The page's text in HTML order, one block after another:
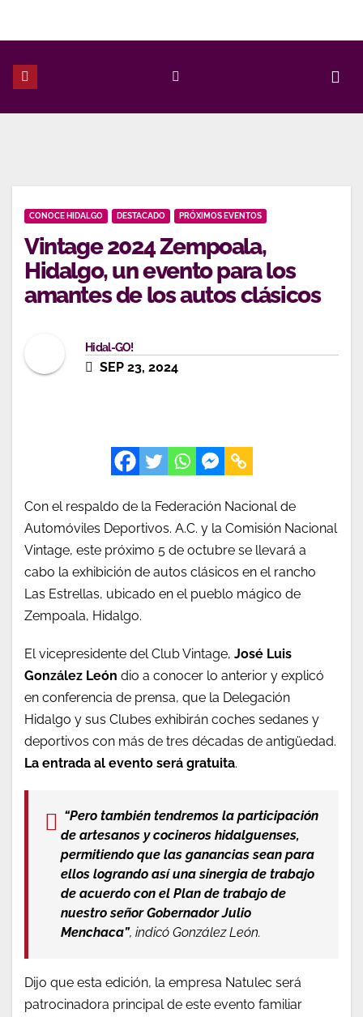
CONOCE HIDALGO DESTACADO PRÓXIMOS EVENTOS
Vintage 2024 Zempoala,
Hidalgo, un evento para los
amantes de los autos clásicos
Hidal-GO!
SEP 23, 2024
Con el respaldo de la Federación Nacional de
Automóviles Deportivos. A.C. y la Comisión Nacional
Vintage, este próximo 5 de octubre se llevará a
cabo la exhibición de autos clásicos en el rancho
Las Estrellas, ubicado en el pueblo mágico de
Zempoala, Hidalgo.
El vicepresidente del Club Vintage, José Luis
González León dio a conocer lo anterior y explicó
en conferencia de prensa, que la Delegación
Hidalgo y sus Clubes exhibirán coches sedanes y
deportivos con más de tres décadas de antigüedad.
La entrada al evento será gratuita.
“Pero también tendremos la participación
de artesanos y cocineros hidalguenses,
permitiendo que las ganancias sean para
ellos logrando así una sinergia de trabajo
de acuerdo con el Plan de trabajo de
nuestro señor Gobernador Julio
Menchaca”, indicó González León.
Dijo que esta edición, la empresa Natulec será
patrocinadora principal de este evento familiar